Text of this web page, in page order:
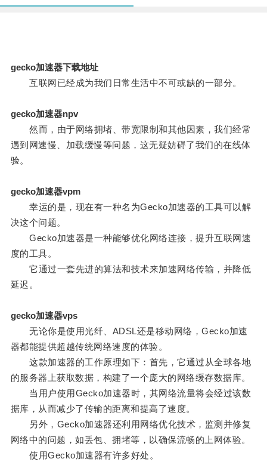
gecko加速器下载地址
互联网已经成为我们日常生活中不可或缺的一部分。
gecko加速器npv
然而，由于网络拥堵、带宽限制和其他因素，我们经常
遇到网速慢、加载缓慢等问题，这无疑妨碍了我们的在线体
验。
gecko加速器vpm
幸运的是，现在有一种名为Gecko加速器的工具可以解
决这个问题。
Gecko加速器是一种能够优化网络连接，提升互联网速
度的工具。
它通过一套先进的算法和技术来加速网络传输，并降低
延迟。
gecko加速器vps
无论你是使用光纤、ADSL还是移动网络，Gecko加速
器都能提供超越传统网络速度的体验。
这款加速器的工作原理如下：首先，它通过从全球各地
的服务器上获取数据，构建了一个庞大的网络缓存数据库。
当用户使用Gecko加速器时，其网络流量将会经过该数
据库，从而减少了传输的距离和提高了速度。
另外，Gecko加速器还利用网络优化技术，监测并修复
网络中的问题，如丢包、拥堵等，以确保流畅的上网体验。
使用Gecko加速器有许多好处。